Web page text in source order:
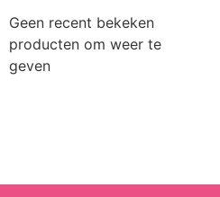
Geen recent bekeken
producten om weer te
geven